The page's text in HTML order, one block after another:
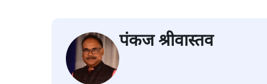
पंकज श्रीवास्तव